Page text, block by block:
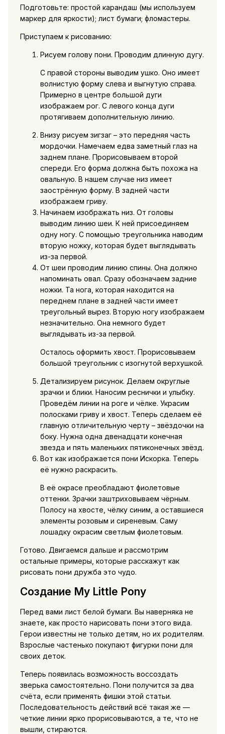
Подготовьте: простой карандаш (мы используем
маркер для яркости); лист бумаги; фломастеры.
Приступаем к рисованию:
Рисуем голову пони. Проводим длинную дугу.
С правой стороны выводим ушко. Оно имеет
волнистую форму слева и выгнутую справа.
Примерно в центре большой дуги
изображаем рог. С левого конца дуги
протягиваем дополнительную линию.
Внизу рисуем зигзаг – это передняя часть
мордочки. Намечаем едва заметный глаз на
заднем плане. Прорисовываем второй
спереди. Его форма должна быть похожа на
овальную. В нашем случае низ имеет
заострённую форму. В задней части
изображаем гриву.
Начинаем изображать низ. От головы
выводим линию шеи. К ней присоединяем
одну ногу. С помощью треугольника наводим
вторую ножку, которая будет выглядывать
из-за первой.
От шеи проводим линию спины. Она должно
напоминать овал. Сразу обозначаем задние
ножки. Та нога, которая находится на
переднем плане в задней части имеет
треугольный вырез. Вторую ногу изображаем
незначительно. Она немного будет
выглядывать из-за первой.
Осталось оформить хвост. Прорисовываем
большой треугольник с изогнутой верхушкой.
Детализируем рисунок. Делаем округлые
зрачки и блики. Наносим реснички и улыбку.
Проведём линии на роге и чёлке. Украсим
полосками гриву и хвост. Теперь сделаем её
главную отличительную черту – звёздочки на
боку. Нужна одна двенадцати конечная
звезда и пять маленьких пятиконечных звёзд.
Вот как изображается пони Искорка. Теперь
её нужно раскрасить.
В её окрасе преобладают фиолетовые
оттенки. Зрачки заштриховываем чёрным.
Полосу на хвосте, чёлку синим, а оставшиеся
элементы розовым и сиреневым. Саму
лошадку окрасим светлым фиолетовым.
Готово. Двигаемся дальше и рассмотрим
остальные примеры, которые расскажут как
рисовать пони дружба это чудо.
Создание My Little Pony
Перед вами лист белой бумаги. Вы наверняка не
знаете, как просто нарисовать пони этого вида.
Герои известны не только детям, но их родителям.
Взрослые частенько покупают фигурки пони для
своих деток.
Теперь появилась возможность воссоздать
зверька самостоятельно. Пони получится за два
счёта, если применять фишки этой статьи.
Последовательность действий всё такая же —
четкие линии ярко прорисовываются, а те, что не
вышли, стираются.